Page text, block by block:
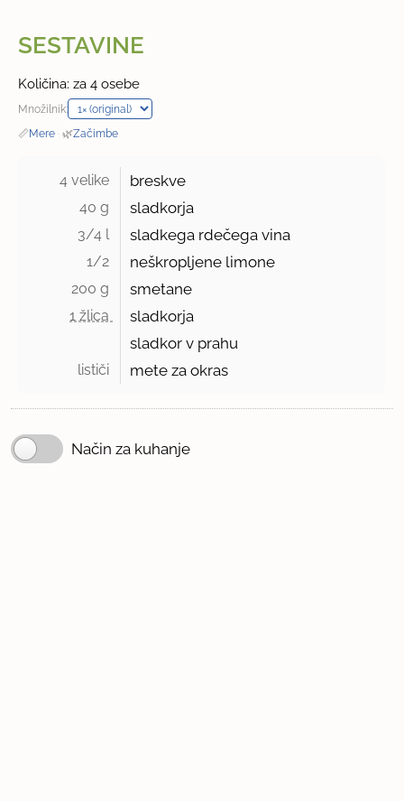
SESTAVINE
Količina: za 4 osebe
Množilnik:
📏Mere · 🌿Začimbe
4 velike breskve
40 g sladkorja
3/4 l sladkega rdečega vina
1/2 neškropljene limone
200 g smetane
1 žlica
sladkorja
sladkor v prahu
lističi mete za okras
Način za kuhanje